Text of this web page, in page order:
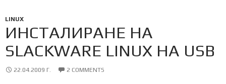
LINUX
ИНСТАЛИРАНЕ НА
SLACKWARE LINUX НА USB
22.04.2009 Г. 2 COMMENTS